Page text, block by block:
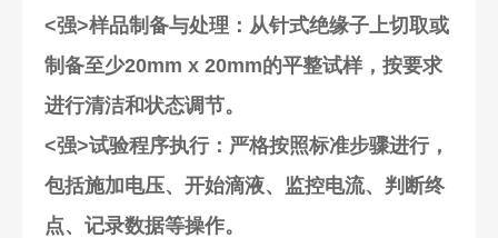
<强>样品制备与处理 ：从针式绝缘子上切取或
制备至少20mm x 20mm的平整试样，按要求
进行清洁和状态调节。
<强>试验程序执行：严格按照标准步骤进行，
包括施加电压、开始滴液、监控电流、判断终
点、记录数据等操作。